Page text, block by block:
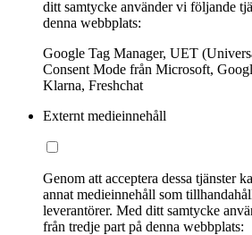
ditt samtycke använder vi följande
denna webbplats:
Google Tag Manager, UET
Consent Mode från Microsoft,
Klarna, Freshchat
Externt medieinnehåll
Genom att acceptera dessa tjänster
annat medieinnehåll som
leverantörer. Med ditt samtycke
från tredje part på denna webbplats: